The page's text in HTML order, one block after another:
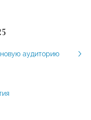
аудиторию